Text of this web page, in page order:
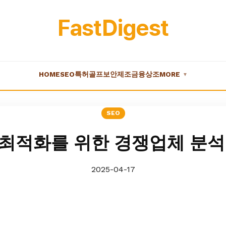
FastDigest
HOMESEO특허 골프보안제조금융상조MORE ▼
SEO
적화를 위한 경쟁업체 분
2025-04-17